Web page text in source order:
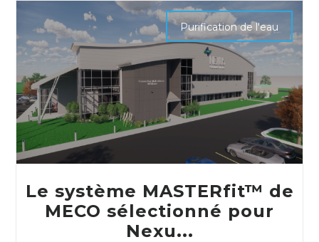
Purification de l'eau
Le système MASTERfit™ de
MECO sélectionné pour
Nexu...